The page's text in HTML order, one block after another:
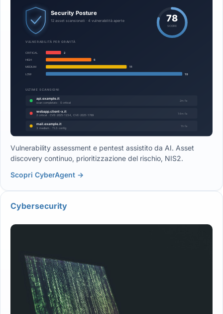
Vulnerability assessment e pentest assistito da AI. Asset
discovery continuo, prioritizzazione del rischio, NIS2.
Scopri CyberAgent →
Cybersecurity